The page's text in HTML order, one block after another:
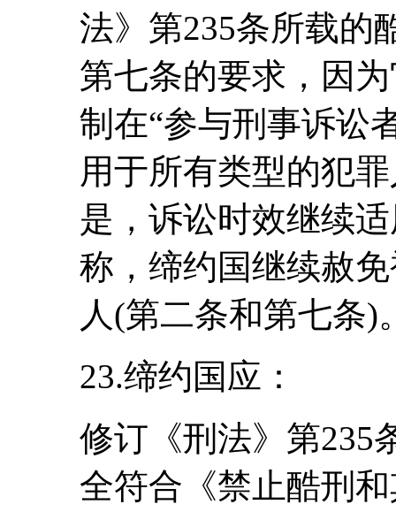
法》第235条所载的
第七条的要求，因
制在“参与刑事诉讼
用于所有类型的犯
是，诉讼时效继续
称，缔约国继续赦
人(第二条和第七条)
23.缔约国应：
修订《刑法》第235
全符合《禁止酷刑